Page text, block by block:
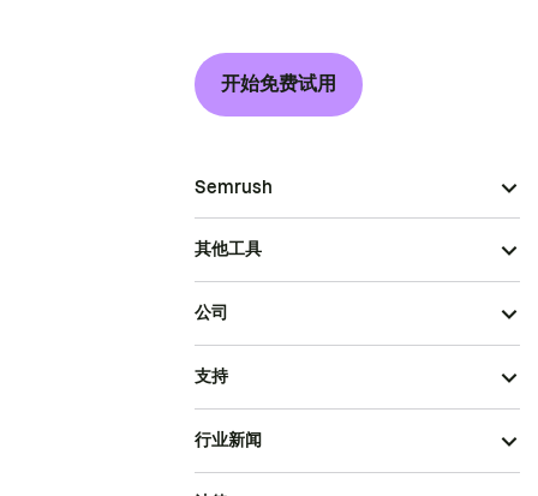
开始免费试用
Semrush
其他工具
公司
支持
行业新闻